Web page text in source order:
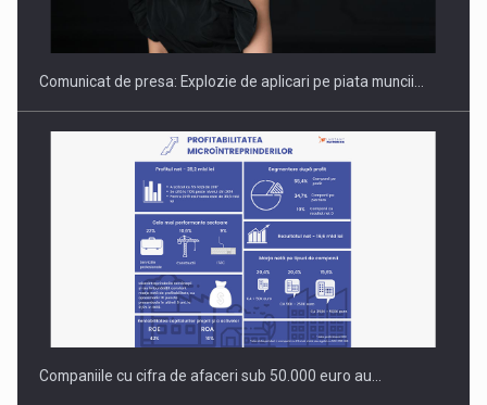
Comunicat de presa: Explozie de aplicari pe piata muncii…
Companiile cu cifra de afaceri sub 50.000 euro au…